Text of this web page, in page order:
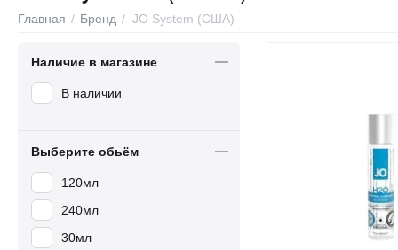
Главная / Бренд / JO System (США)
Наличие в магазине
В наличии
Выберите обьём
120мл
240мл
30мл